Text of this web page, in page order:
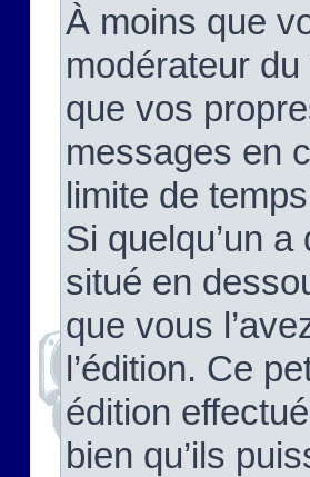
À moins que
modérateur
que vos
messages en
limite de
Si quelqu’un
situé en
que vous
l’édition. Ce
édition
bien qu’ils